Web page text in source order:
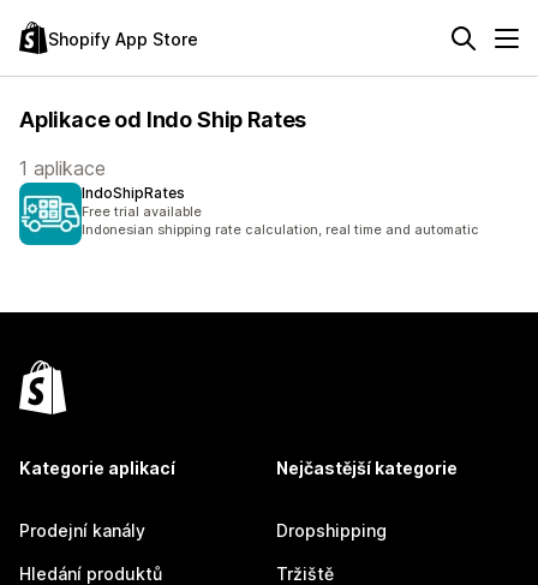
Shopify App Store
Aplikace od Indo Ship Rates
1 aplikace
IndoShipRates
Free trial available
Indonesian shipping rate calculation, real time and automatic
Kategorie aplikací
Prodejní kanály
Hledání produktů
Nejčastější kategorie
Dropshipping
Tržiště